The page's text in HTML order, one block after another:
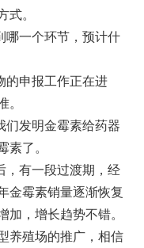
式。
哪一个环节，预计什
的申报工作正在进
。
们发明金霉素给药器
素了。
，有一段过渡期，经
金霉素销量逐渐恢复
加，增长趋势不错。
养殖场的推广，相信